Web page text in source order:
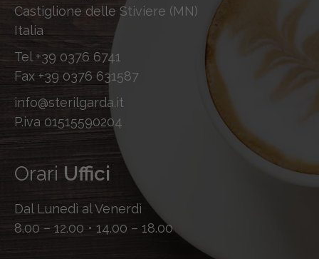
Castiglione delle Stiviere (MN)
Italia
Tel +39 0376 6741
Fax +39 0376 631587
info@sterilgarda.it
P.iva 01515590204
Orari Uffici
Dal Lunedì al Venerdì
8.00 – 12.00 • 14.00 – 18.00